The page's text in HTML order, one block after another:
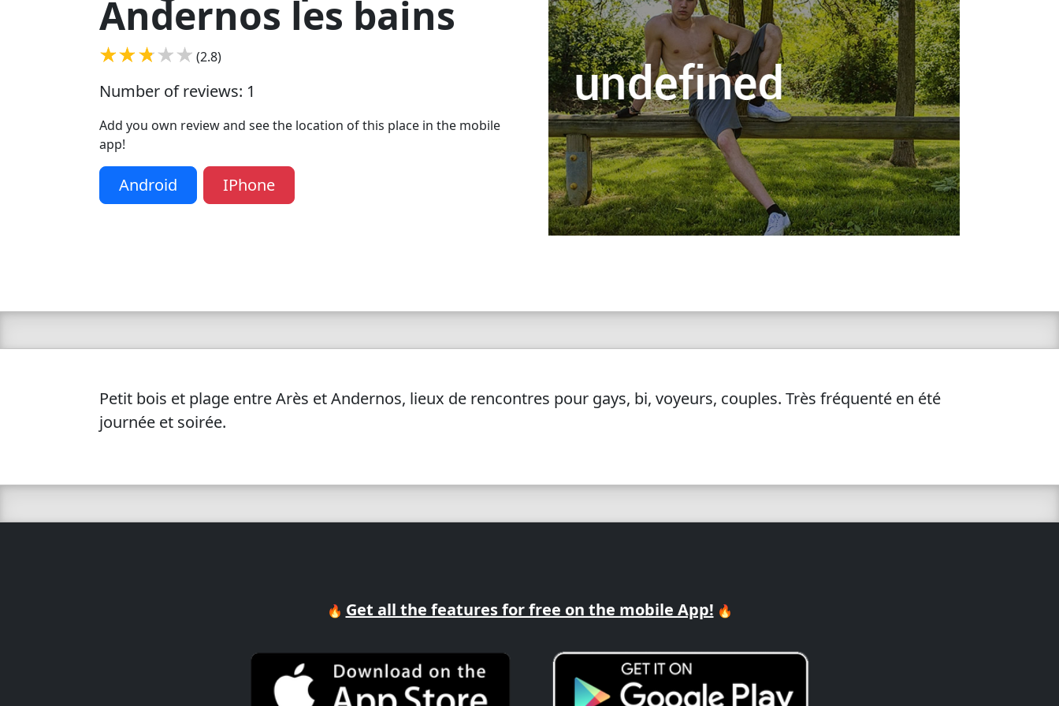
Andernos les bains
(2.8)
Number of reviews: 1
Add you own review and see the location of this place in the mobile
app!
Android IPhone
Petit bois et plage entre Arès et Andernos, lieux de rencontres pour gays, bi, voyeurs, couples. Très fréquenté en été
journée et soirée.
🔥 Get all the features for free on the mobile App! 🔥